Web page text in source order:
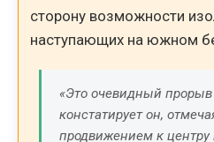
сторону возможности
наступающих на южном
«Это очевидный
констатирует он,
продвижением к центру